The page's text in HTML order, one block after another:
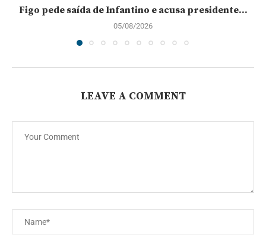
Figo pede saída de Infantino e acusa presidente...
05/08/2026
LEAVE A COMMENT